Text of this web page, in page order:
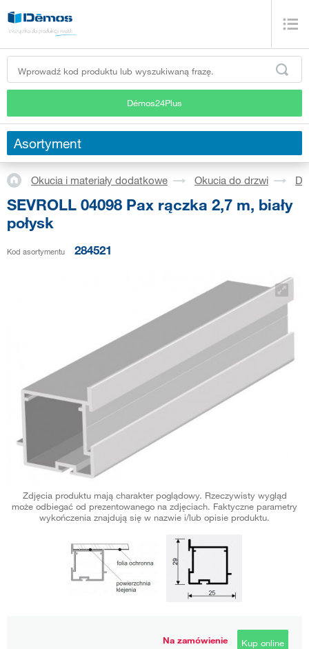
Démos24Plus
Asortyment
Okucia i materiały dodatkowe Okucia do drzwi
SEVROLL 04098 Pax rączka 2,7 m, biały
połysk
Kod asortymentu 284521
Zdjęcia produktu mają charakter poglądowy. Rzeczywisty wygląd
może odbiegać od prezentowanego na zdjęciach. Faktyczne parametry
wykończenia znajdują się w nazwie i/lub opisie produktu.
Na zamówienie
Kup online